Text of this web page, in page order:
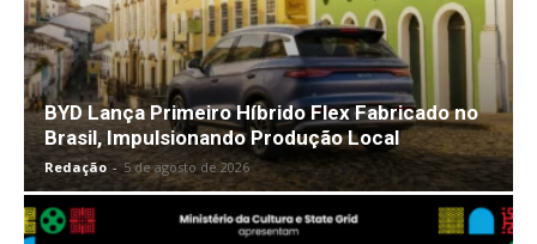
BYD Lança Primeiro Híbrido Flex Fabricado no
Brasil, Impulsionando Produção Local
Redação - 5 de agosto de 2026